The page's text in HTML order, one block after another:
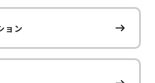
ョン